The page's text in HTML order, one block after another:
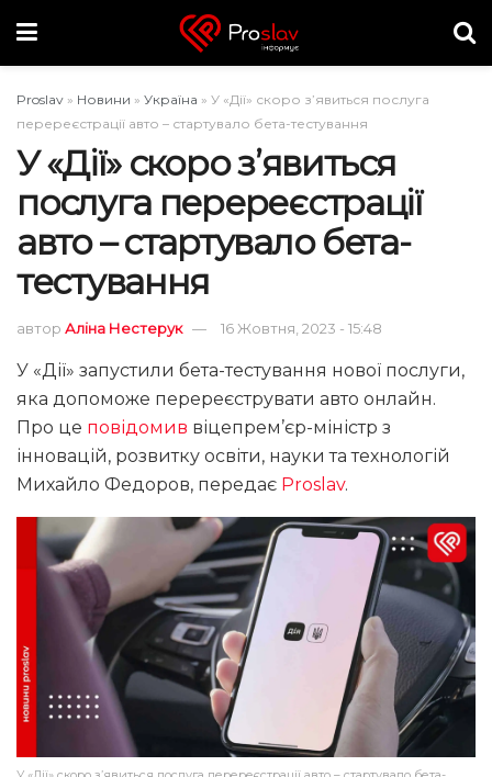
Proslav » Новини » Україна » У «Дії» скоро з’явиться послуга
перереєстрації авто – стартувало бета-тестування
У «Дії» скоро з’явиться
послуга перереєстрації
авто – стартувало бета-
тестування
автор Аліна Нестерук 16 Жовтня, 2023 - 15:48
У «Дії» запустили бета-тестування нової послуги,
яка допоможе перереєструвати авто онлайн.
Про це повідомив віцепрем’єр-міністр з
інновацій, розвитку освіти, науки та технологій
Михайло Федоров, передає Proslav.